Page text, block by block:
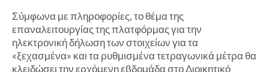
Σύμφωνα με πληροφορίες, το θέμα της
επαναλειτουργίας της πλατφόρμας για την
ηλεκτρονική δήλωση των στοιχείων για τα
«ξεχασμένα» και τα ρυθμισμένα τετραγωνικά μέτρα θα
κλειδώσει την ερχόμενη εβδομάδα στο Διοικητικό